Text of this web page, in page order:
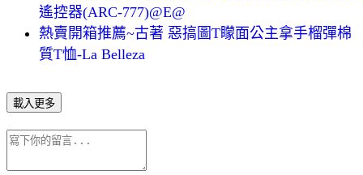
遙控器(ARC-777)@E@
熱賣開箱推薦~古著 惡搞圖T矇面公主拿手榴彈棉
質T恤-La Belleza
載入更多